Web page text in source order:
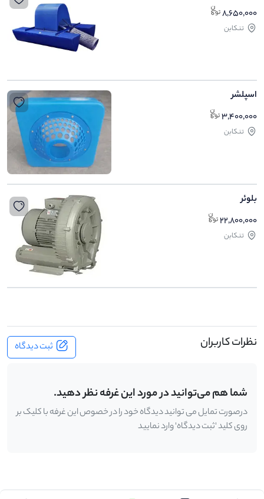
8,650,000
تنکابن
اسپلشر
3,400,000
تنکابن
بلوئر
22,800,000
تنکابن
نظرات کاربران ثبت دیدگاه
شما هم می‌توانید در مورد این غرفه نظر دهید.
درصورت تمایل می توانید دیدگاه خود را در خصوص این غرفه با کلیک بر
روی کلید 'ثبت دیدگاه' وارد نمایید